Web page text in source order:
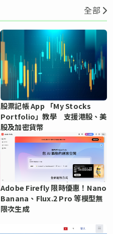
全部
股票記帳 App 「My Stocks
Portfolio」教學 支援港股、美
股及加密貨幣
Adobe Firefly 限時優惠！Nano
Banana、Flux.2 Pro 等模型無
限次生成